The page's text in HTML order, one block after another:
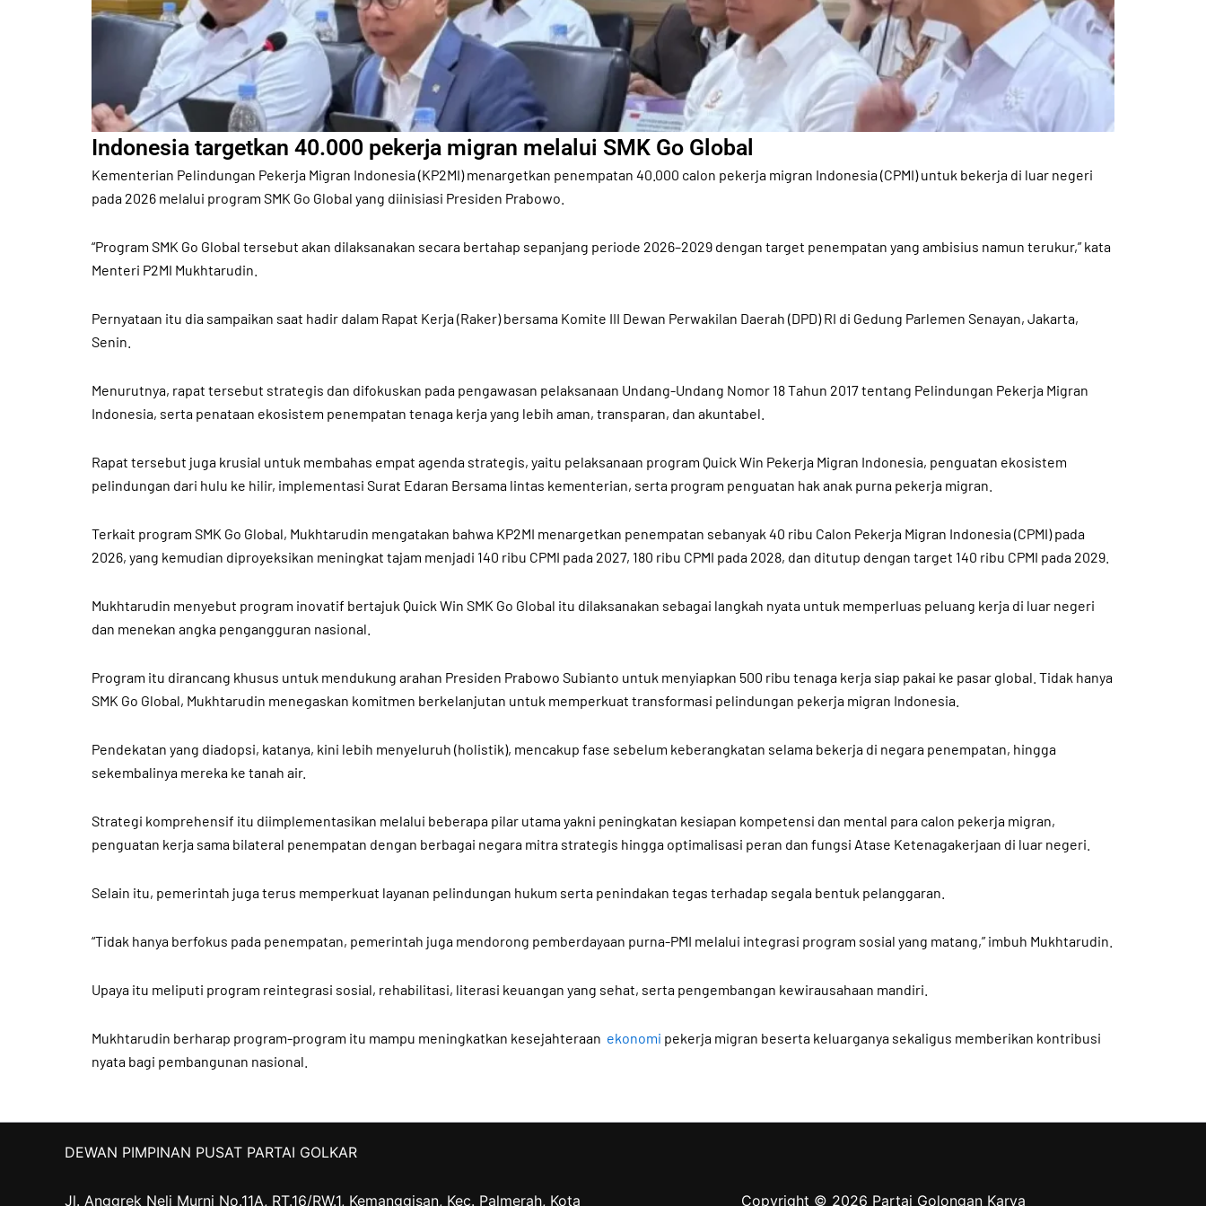
Indonesia targetkan 40.000 pekerja migran melalui SMK Go Global
Kementerian Pelindungan Pekerja Migran Indonesia (KP2MI) menargetkan penempatan 40.000 calon pekerja migran Indonesia (CPMI) untuk bekerja di luar negeri
pada 2026 melalui program SMK Go Global yang diinisiasi Presiden Prabowo.
“Program SMK Go Global tersebut akan dilaksanakan secara bertahap sepanjang periode 2026–2029 dengan target penempatan yang ambisius namun terukur,” kata
Menteri P2MI Mukhtarudin.
Pernyataan itu dia sampaikan saat hadir dalam Rapat Kerja (Raker) bersama Komite III Dewan Perwakilan Daerah (DPD) RI di Gedung Parlemen Senayan, Jakarta,
Senin.
Menurutnya, rapat tersebut strategis dan difokuskan pada pengawasan pelaksanaan Undang-Undang Nomor 18 Tahun 2017 tentang Pelindungan Pekerja Migran
Indonesia, serta penataan ekosistem penempatan tenaga kerja yang lebih aman, transparan, dan akuntabel.
Rapat tersebut juga krusial untuk membahas empat agenda strategis, yaitu pelaksanaan program Quick Win Pekerja Migran Indonesia, penguatan ekosistem
pelindungan dari hulu ke hilir, implementasi Surat Edaran Bersama lintas kementerian, serta program penguatan hak anak purna pekerja migran.
Terkait program SMK Go Global, Mukhtarudin mengatakan bahwa KP2MI menargetkan penempatan sebanyak 40 ribu Calon Pekerja Migran Indonesia (CPMI) pada
2026, yang kemudian diproyeksikan meningkat tajam menjadi 140 ribu CPMI pada 2027, 180 ribu CPMI pada 2028, dan ditutup dengan target 140 ribu CPMI pada 2029.
Mukhtarudin menyebut program inovatif bertajuk Quick Win SMK Go Global itu dilaksanakan sebagai langkah nyata untuk memperluas peluang kerja di luar negeri
dan menekan angka pengangguran nasional.
Program itu dirancang khusus untuk mendukung arahan Presiden Prabowo Subianto untuk menyiapkan 500 ribu tenaga kerja siap pakai ke pasar global. Tidak hanya
SMK Go Global, Mukhtarudin menegaskan komitmen berkelanjutan untuk memperkuat transformasi pelindungan pekerja migran Indonesia.
Pendekatan yang diadopsi, katanya, kini lebih menyeluruh (holistik), mencakup fase sebelum keberangkatan selama bekerja di negara penempatan, hingga
sekembalinya mereka ke tanah air.
Strategi komprehensif itu diimplementasikan melalui beberapa pilar utama yakni peningkatan kesiapan kompetensi dan mental para calon pekerja migran,
penguatan kerja sama bilateral penempatan dengan berbagai negara mitra strategis hingga optimalisasi peran dan fungsi Atase Ketenagakerjaan di luar negeri.
Selain itu, pemerintah juga terus memperkuat layanan pelindungan hukum serta penindakan tegas terhadap segala bentuk pelanggaran.
“Tidak hanya berfokus pada penempatan, pemerintah juga mendorong pemberdayaan purna-PMI melalui integrasi program sosial yang matang,” imbuh Mukhtarudin.
Upaya itu meliputi program reintegrasi sosial, rehabilitasi, literasi keuangan yang sehat, serta pengembangan kewirausahaan mandiri.
Mukhtarudin berharap program-program itu mampu meningkatkan kesejahteraan ekonomi pekerja migran beserta keluarganya sekaligus memberikan kontribusi
nyata bagi pembangunan nasional.
DEWAN PIMPINAN PUSAT PARTAI GOLKAR
Jl. Anggrek Neli Murni No.11A, RT.16/RW.1, Kemanggisan, Kec. Palmerah, Kota Copyright © 2026 Partai Golongan Karya